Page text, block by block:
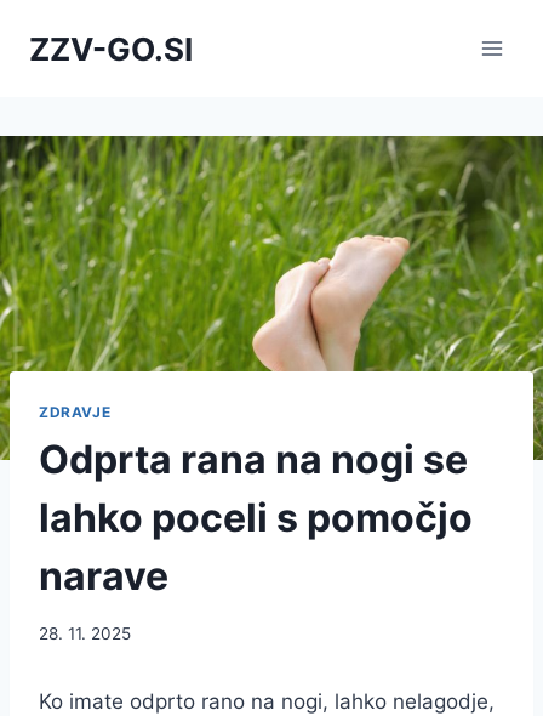
ZZV-GO.SI
ZDRAVJE
Odprta rana na nogi se
lahko poceli s pomočjo
narave
28. 11. 2025
Ko imate odprto rano na nogi, lahko nelagodje,